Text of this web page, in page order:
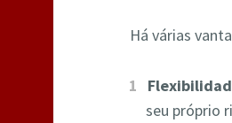
Há várias
seu próprio